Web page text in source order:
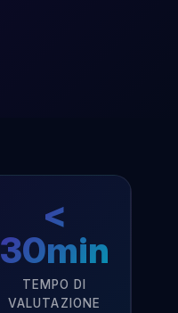
<
30min
TEMPO DI
VALUTAZIONE